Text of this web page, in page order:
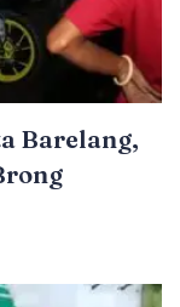
Barelang,